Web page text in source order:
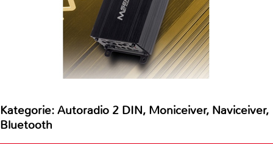
Kategorie: Autoradio 2 DIN, Moniceiver, Naviceiver,
Bluetooth